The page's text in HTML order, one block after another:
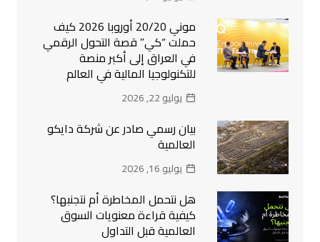
موني 20/20 أوروبا 2026 كيف
حملت “كي” قصة التحول الرقمي
في العراق إلى أكبر منصة
للتكنولوجيا المالية في العالم
يوليو 22, 2026
بيان رسمي صادر عن شركة دايكو
العالمية
يوليو 16, 2026
هل نتحمل المخاطرة أم نتجنبها؟
كيفية قراءة معنويات السوق
العالمية قبل التداول